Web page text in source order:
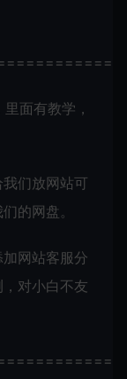
面有教学，
们放网站可
的网盘。
网站客服分
对小白不友